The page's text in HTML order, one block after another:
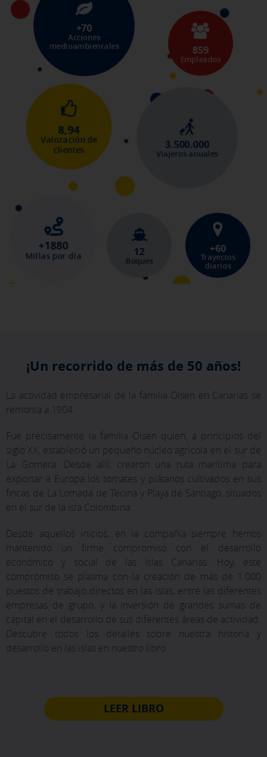
+70
Acciones
medioambientales 859
Empleados
8,94
Valoración de
clientes
3.500.000
Viajeros anuales
+1880
Millas por día 12
Buques
+60
Trayectos
diarios
¡Un recorrido de más de 50 años!
La actividad empresarial de la familia Olsen en Canarias se
remonta a 1904.
Fue precisamente la familia Olsen quien, a principios del
siglo XX, estableció un pequeño núcleo agrícola en el sur de
La Gomera. Desde allí, crearon una ruta marítima para
exportar a Europa los tomates y plátanos cultivados en sus
fincas de La Lomada de Tecina y Playa de Santiago, situados
en el sur de la isla Colombina.
Desde aquellos inicios, en la compañía siempre hemos
mantenido un firme compromiso con el desarrollo
económico y social de las Islas Canarias. Hoy, este
compromiso se plasma con la creación de más de 1.000
puestos de trabajo directos en las islas, entre las diferentes
empresas de grupo, y la inversión de grandes sumas de
capital en el desarrollo de sus diferentes áreas de actividad.
Descubre todos los detalles sobre nuestra historia y
desarrollo en las islas en nuestro libro.
LEER LIBRO